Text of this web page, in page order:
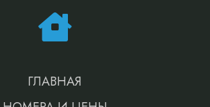
ГЛАВНАЯ